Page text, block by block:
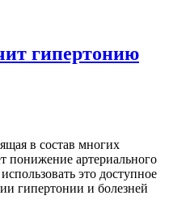
гипертонию
в состав многих
понижение артериального
это доступное
гипертонии и болезней